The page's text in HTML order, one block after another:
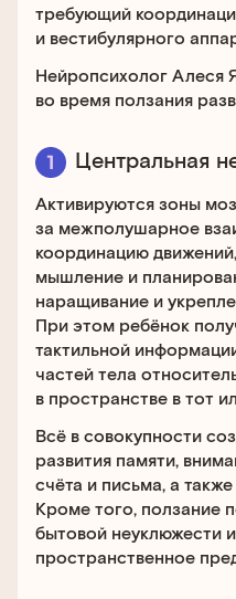
требующий
и вестибулярного
Нейропсихолог Алеся
во время ползания
Центральная
Активируются зоны
за межполушарное
координацию
мышление и
наращивание и
При этом ребёнок
тактильной
частей тела
в пространстве в тот
Всё в совокупности
развития памяти,
счёта и письма, а
Кроме того, ползание
бытовой неуклюжести
пространственное